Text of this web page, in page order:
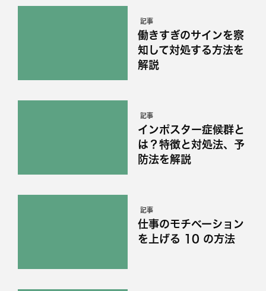
記事
働きすぎのサインを察
知して対処する方法を
解説
記事
インポスター症候群と
は？特徴と対処法、予
防法を解説
記事
仕事のモチベーション
を上げる 10 の方法